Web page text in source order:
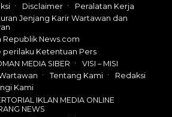
Disclaimer
Peralatan Kerja
Jenjang Karir Wartawan dan
Republik News.com
perilaku Ketentuan Pers
MEDIA SIBER
VISI – MISI
Tentang Kami
Redaksi
Kami
IKLAN MEDIA ONLINE
NEWS